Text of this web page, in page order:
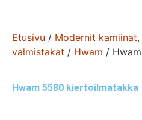
Etusivu / Modernit
valmistakat / Hwam /
Hwam 5580 kiertoilmatakka